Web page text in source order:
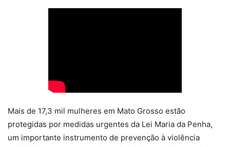
Mais de 17,3 mil mulheres em Mato Grosso estão
protegidas por medidas urgentes da Lei Maria da Penha,
um importante instrumento de prevenção à violência